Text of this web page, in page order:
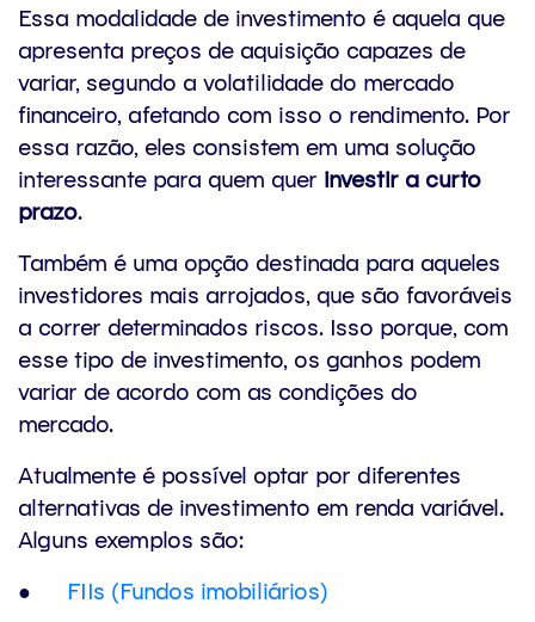
Essa modalidade de investimento é aquela que
apresenta preços de aquisição capazes de
variar, segundo a volatilidade do mercado
financeiro, afetando com isso o rendimento. Por
essa razão, eles consistem em uma solução
interessante para quem quer investir a curto
prazo.
Também é uma opção destinada para aqueles
investidores mais arrojados, que são favoráveis
a correr determinados riscos. Isso porque, com
esse tipo de investimento, os ganhos podem
variar de acordo com as condições do
mercado.
Atualmente é possível optar por diferentes
alternativas de investimento em renda variável.
Alguns exemplos são:
● FIIs (Fundos imobiliários)